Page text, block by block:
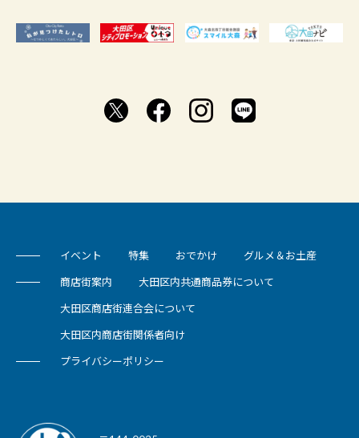
イベント 特集 おでかけ グルメ＆お土産
商店街案内 大田区内共通商品券について
大田区商店街連合会について
大田区内商店街関係者向け
プライバシーポリシー